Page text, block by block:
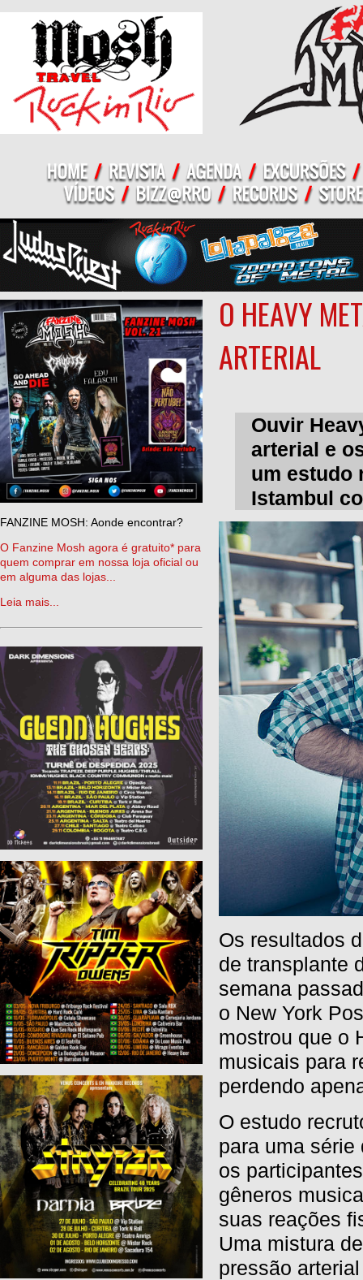
FANZINE MOSH: Aonde encontrar?
O Fanzine Mosh agora é gratuito* para
quem comprar em nossa loja oficial ou
em alguma das lojas...
Leia mais...
O HEAVY
ARTERIAL
Ouvir
arterial e
um estudo
Istambul
Os resultados
de transplante
semana
o New York
mostrou que o
musicais para
perdendo
O estudo
para uma
os
gêneros
suas reações
Uma mistura
pressão